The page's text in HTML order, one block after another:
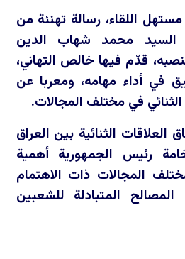
اللقاء، رسالة تهنئة من
السيد محمد شهاب الدين
قدّم فيها خالص التهاني،
في أداء مهامه، ومعربا عن
في مختلف المجالات.
العلاقات الثنائية بين العراق
رئيس الجمهورية أهمية
المجالات ذات الاهتمام
المتبادلة للشعبين